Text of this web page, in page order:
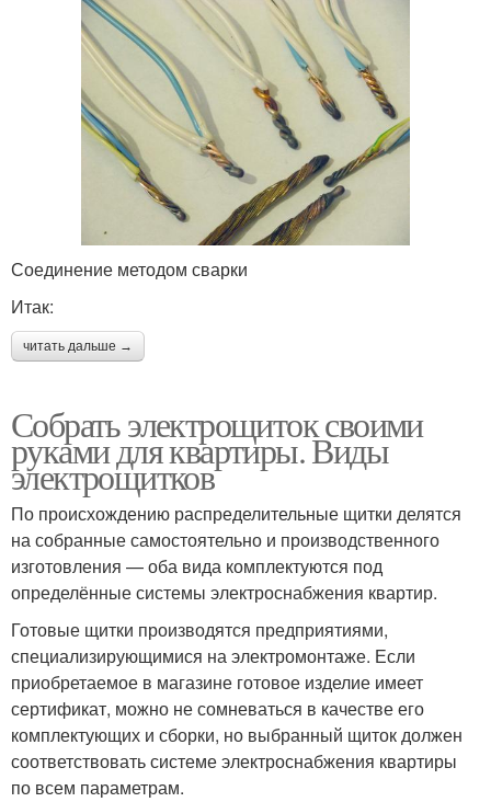
Соединение методом сварки
Итак:
читать дальше →
Собрать электрощиток своими
руками для квартиры. Виды
электрощитков
По происхождению распределительные щитки делятся
на собранные самостоятельно и производственного
изготовления — оба вида комплектуются под
определённые системы электроснабжения квартир.
Готовые щитки производятся предприятиями,
специализирующимися на электромонтаже. Если
приобретаемое в магазине готовое изделие имеет
сертификат, можно не сомневаться в качестве его
комплектующих и сборки, но выбранный щиток должен
соответствовать системе электроснабжения квартиры
по всем параметрам.